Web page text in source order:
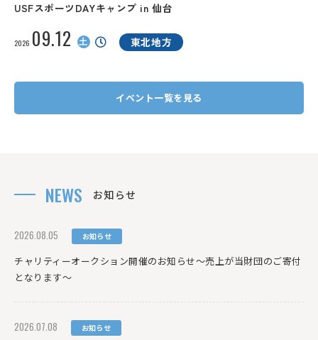
USFスポーツDAYキャンプ in 仙台
2026 09.12 土 東北地方
イベント一覧を見る
NEWS お知らせ
2026.08.05 お知らせ
チャリティーオークション開催のお知らせ～売上が当財団のご寄付
となります～
2026.07.08 お知らせ